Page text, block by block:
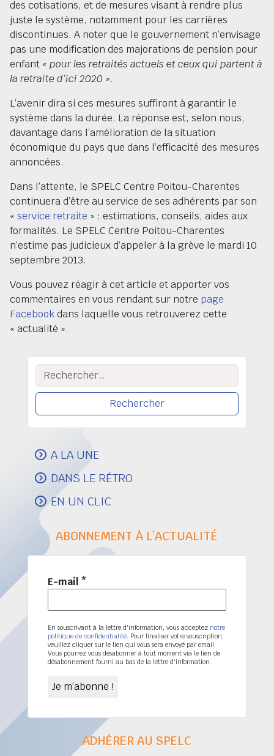
des cotisations, et de mesures visant à rendre plus
juste le système, notamment pour les carrières
discontinues. A noter que le gouvernement n’envisage
pas une modification des majorations de pension pour
enfant « pour les retraités actuels et ceux qui partent à
la retraite d’ici 2020 ».
L’avenir dira si ces mesures suffiront à garantir le
système dans la durée. La réponse est, selon nous,
davantage dans l’amélioration de la situation
économique du pays que dans l’efficacité des mesures
annoncées.
Dans l’attente, le SPELC Centre Poitou-Charentes
continuera d’être au service de ses adhérents par son
« service retraite » : estimations, conseils, aides aux
formalités. Le SPELC Centre Poitou-Charentes
n’estime pas judicieux d’appeler à la grève le mardi 10
septembre 2013.
Vous pouvez réagir à cet article et apporter vos
commentaires en vous rendant sur notre page
Facebookdans laquelle vous retrouverez cette
« actualité ».
Rechercher :
A LA UNE
DANS LE RÉTRO
EN UN CLIC
ABONNEMENT À L’ACTUALITÉ
E-mail *
En souscrivant à la lettre d'information, vous acceptez notre
politique de confidentialité. Pour finaliser votre souscription,
veuillez cliquer sur le lien qui vous sera envoyé par email.
Vous pourrez vous désabonner à tout moment via le lien de
désabonnement fourni au bas de la lettre d'information.
ADHÉRER AU SPELC